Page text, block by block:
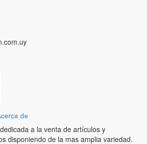
de
a la venta de artículos y
disponiendo de la mas amplia variedad.